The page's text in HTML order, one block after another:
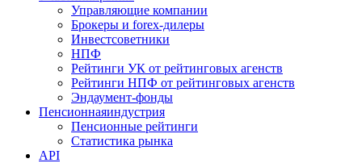
Управляющие компании
Брокеры и forex-дилеры
Инвестсоветники
НПФ
Рейтинги УК от рейтинговых агенств
Рейтинги НПФ от рейтинговых агенств
Эндаумент-фонды
Пенсионнаяиндустрия
Пенсионные рейтинги
Статистика рынка
API